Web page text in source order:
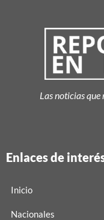
Las noticias que
Enlaces de
Inicio
Nacionales